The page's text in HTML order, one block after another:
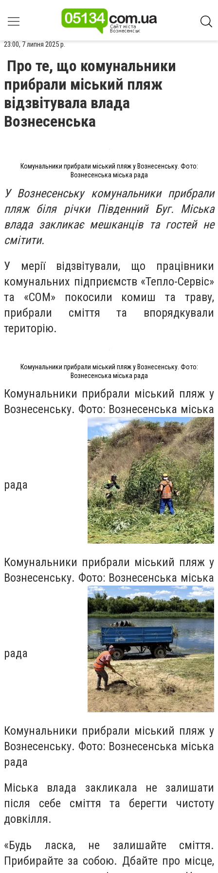
23:00, 7 липня 2025 р.
Про те, що комунальники
прибрали міський пляж
відзвітувала влада
Вознесенська
Комунальники прибрали міський пляж у Вознесенську. Фото:
Вознесенська міська рада
У Вознесенську комунальники прибрали
пляж біля річки Південний Буг. Міська
влада закликає мешканців та гостей не
смітити.
У мерії відзвітували, що працівники
комунальних підприємств «Тепло-Сервіс»
та «СОМ» покосили комиш та траву,
прибрали сміття та впорядкували
територію.
Комунальники прибрали міський пляж у Вознесенську. Фото:
Вознесенська міська рада
Комунальники прибрали міський пляж у
Вознесенську. Фото: Вознесенська міська
рада
Комунальники прибрали міський пляж у
Вознесенську. Фото: Вознесенська міська
рада
Комунальники прибрали міський пляж у
Вознесенську. Фото: Вознесенська міська
рада
Міська влада закликала не залишати
після себе сміття та берегти чистоту
довкілля.
«Будь ласка, не залишайте сміття.
Прибирайте за собою. Дбайте про місце,